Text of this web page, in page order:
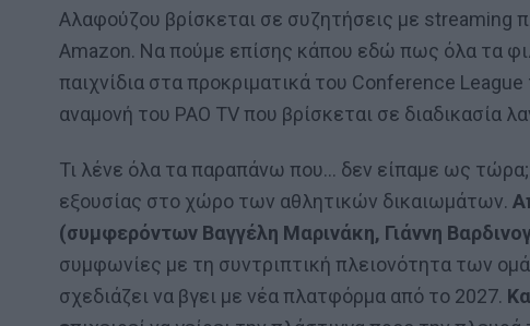
Αλαφούζου βρίσκεται σε συζητήσεις με streaming
Amazon. Να πούμε επίσης κάπου εδώ πως όλα τα
παιχνίδια στα προκριματικά του Conference League
αναμονή του PAO TV που βρίσκεται σε διαδικασία
Τι λένε όλα τα παραπάνω που… δεν είπαμε ως τώρα;
εξουσίας στο χώρο των αθλητικών δικαιωμάτων.
(συμφερόντων Βαγγέλη Μαρινάκη, Γιάννη
συμφωνίες με τη συντριπτική πλειονότητα των
σχεδιάζει να βγει με νέα πλατφόρμα από το 2027.